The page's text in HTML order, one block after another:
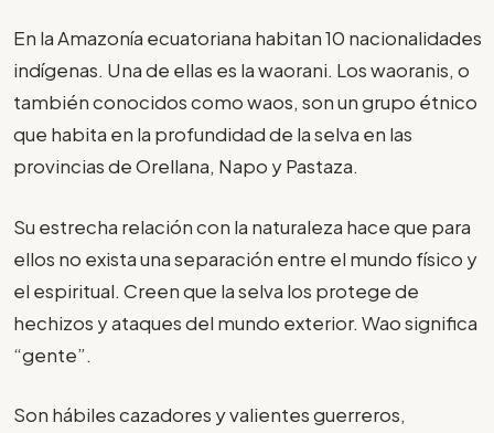
En la Amazonía ecuatoriana habitan 10 nacionalidades
indígenas. Una de ellas es la waorani. Los waoranis, o
también conocidos como waos, son un grupo étnico
que habita en la profundidad de la selva en las
provincias de Orellana, Napo y Pastaza.
Su estrecha relación con la naturaleza hace que para
ellos no exista una separación entre el mundo físico y
el espiritual. Creen que la selva los protege de
hechizos y ataques del mundo exterior. Wao significa
“gente”.
Son hábiles cazadores y valientes guerreros,